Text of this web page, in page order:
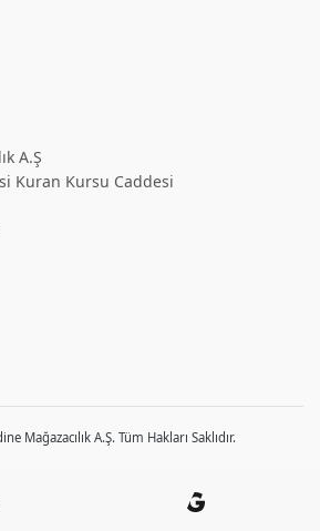
A.Ş
Kuran Kursu Caddesi
Mağazacılık A.Ş. Tüm Hakları Saklıdır.